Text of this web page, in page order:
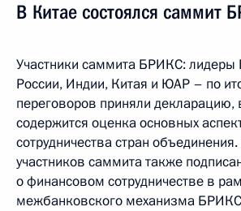
В Китае состоялся саммит
Участники саммита БРИКС: лидеры
России, Индии, Китая и ЮАР – по
переговоров приняли декларацию,
содержится оценка основных
сотрудничества стран
участников саммита также
о финансовом сотрудничестве в
межбанковского механизма